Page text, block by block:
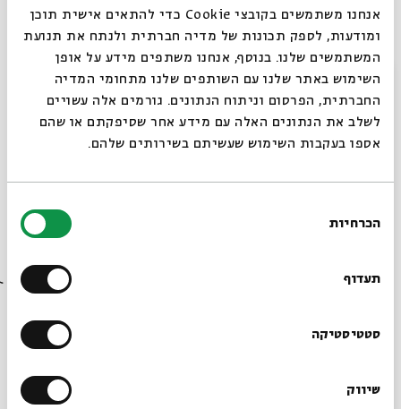
אנחנו משתמשים בקובצי Cookie כדי להתאים אישית תוכן
ומודעות, לספק תכונות של מדיה חברתית ולנתח את תנועת
המשתמשים שלנו. בנוסף, אנחנו משתפים מידע על אופן
השימוש באתר שלנו עם השותפים שלנו מתחומי המדיה
החברתית, הפרסום וניתוח הנתונים. גורמים אלה עשויים
לשלב את הנתונים האלה עם מידע אחר שסיפקתם או שהם
אספו בעקבות השימוש שעשיתם בשירותים שלהם.
הסכמה
הכרחיות
תעדוף
סטטיסטיקה
שיווק
הצטרפו לדף הפייסבוק של בית אבי חי
סגור